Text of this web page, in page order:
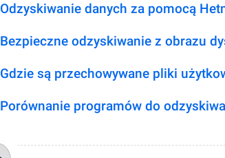
Odzyskiwanie danych za pomocą
Bezpieczne odzyskiwanie z obrazu
Gdzie są przechowywane pliki
Porównanie programów do